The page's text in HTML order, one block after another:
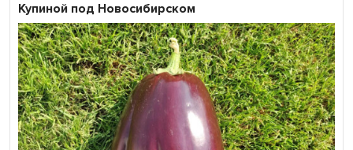
Купиной под Новосибирском